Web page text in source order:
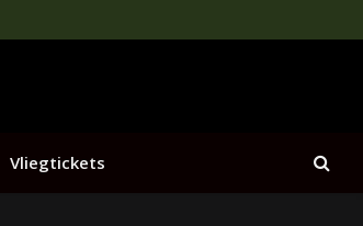
Vliegtickets